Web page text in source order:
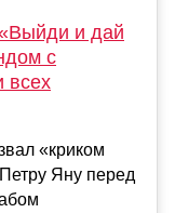
и дай
с
всех
«криком
Яну перед